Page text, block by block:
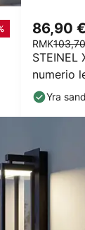
STEINEL
numerio
plienas
86,90 €
RMK
Yra